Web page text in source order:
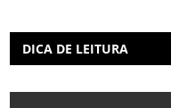
DICA DE LEITURA